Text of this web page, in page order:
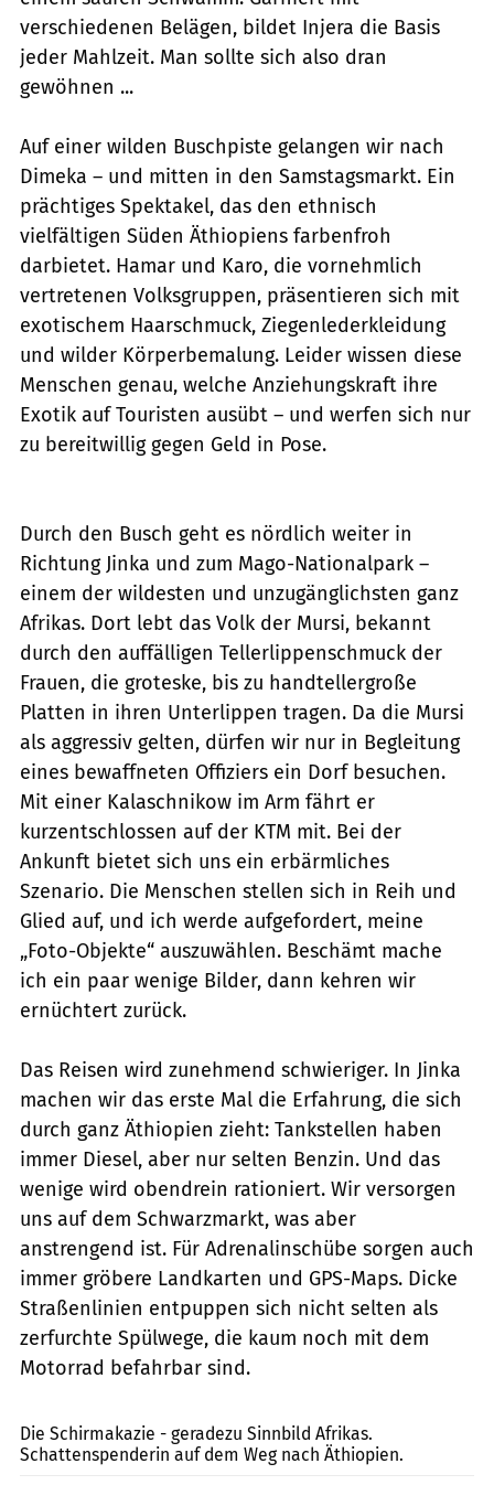
verschiedenen Belägen, bildet Injera die Basis
jeder Mahlzeit. Man sollte sich also dran
gewöhnen ...
Auf einer wilden Buschpiste gelangen wir nach
Dimeka – und mitten in den Samstagsmarkt. Ein
prächtiges Spektakel, das den ethnisch
vielfältigen Süden Äthiopiens farbenfroh
darbietet. Hamar und Karo, die vornehmlich
vertretenen Volksgruppen, präsentieren sich mit
exotischem Haarschmuck, Ziegenlederkleidung
und wilder Körperbemalung. Leider wissen diese
Menschen genau, welche Anziehungskraft ihre
Exotik auf Touristen ausübt – und werfen sich nur
zu bereitwillig gegen Geld in Pose.
Durch den Busch geht es nördlich weiter in
Richtung Jinka und zum Mago-Nationalpark –
einem der wildesten und unzugänglichsten ganz
Afrikas. Dort lebt das Volk der Mursi, bekannt
durch den auffälligen Tellerlippenschmuck der
Frauen, die groteske, bis zu handtellergroße
Platten in ihren Unterlippen tragen. Da die Mursi
als aggressiv gelten, dürfen wir nur in Begleitung
eines bewaffneten Offiziers ein Dorf besuchen.
Mit einer Kalaschnikow im Arm fährt er
kurzentschlossen auf der KTM mit. Bei der
Ankunft bietet sich uns ein erbärmliches
Szenario. Die Menschen stellen sich in Reih und
Glied auf, und ich werde aufgefordert, meine
„Foto-Objekte“ auszuwählen. Beschämt mache
ich ein paar wenige Bilder, dann kehren wir
ernüchtert zurück.
Das Reisen wird zunehmend schwieriger. In Jinka
machen wir das erste Mal die Erfahrung, die sich
durch ganz Äthiopien zieht: Tankstellen haben
immer Diesel, aber nur selten Benzin. Und das
wenige wird obendrein rationiert. Wir versorgen
uns auf dem Schwarzmarkt, was aber
anstrengend ist. Für Adrenalinschübe sorgen auch
immer gröbere Landkarten und GPS-Maps. Dicke
Straßenlinien entpuppen sich nicht selten als
zerfurchte Spülwege, die kaum noch mit dem
Motorrad befahrbar sind.
Die Schirmakazie - geradezu Sinnbild Afrikas.
Schattenspenderin auf dem Weg nach Äthiopien.